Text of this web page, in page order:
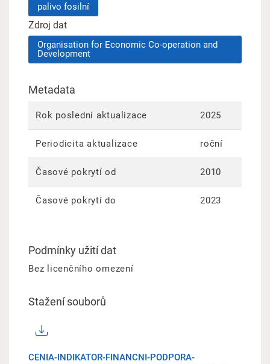
palivo fosilní
Zdroj dat
Organisation for Economic Co-operation and
Development
Metadata
Rok poslední aktualizace 2025
Periodicita aktualizace roční
Časové pokrytí od 2010
Časové pokrytí do 2023
Podmínky užití dat
Bez licenčního omezení
Stažení souborů
CENIA-INDIKATOR-FINANCNI-PODPORA-